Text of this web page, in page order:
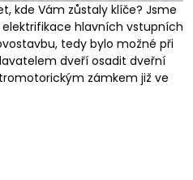
kde Vám zůstaly klíče? Jsme
hlavních vstupních
tedy bylo možné při
dveří osadit dveřní
zámkem již ve